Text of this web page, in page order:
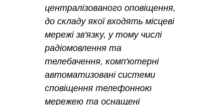
централізованого оповіщення,
до складу якої входять місцеві
мережі зв'язку, у тому числі
радіомовлення та
телебачення, комп'ютерні
автоматизовані системи
сповіщення телефонною
мережею та оснащені